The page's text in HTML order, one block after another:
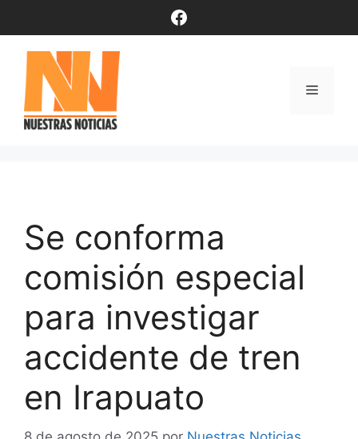
contenido
Facebook
Menú
Se conforma
comisión especial
para investigar
accidente de tren
en Irapuato